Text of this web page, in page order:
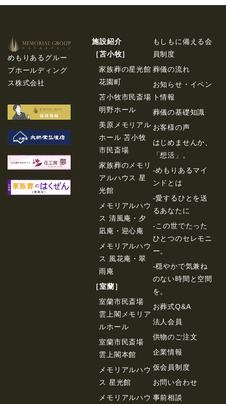
めもりあるグルー
プホールディング
ス株式会社
施設紹介
［苫⼩牧］
家族葬の星光館
花園町
苫小牧市民斎場
明野ホール
美原メモリアル
ホール 苫小牧
市民斎場
家族葬のメモリ
アルハウス 星
光館
メモリアルハウ
ス 清風庵・夕
凪庵・迎心庵
メモリアルハウ
ス 風花庵・翠
雨庵
［室蘭］
室蘭市民斎場
雲上閣メモリア
ルホール
室蘭市民斎場
雲上閣本館
メモリアルハウ
ス 星光館
メモリアルハウ
もしもに備える会
員制度
葬儀の流れ
お知らせ・イベン
ト情報
葬儀の基礎知識
お客様の声
はじめませんか、
「想活」。
-めもりあるマイ
ンドとは
-愛するひとを送
るあなたに
-この世でたった
ひとつのセレモニ
ー。
-穏やかで気兼ね
のない時間と空間
を。
お葬式Q&A
法⼈会員
供物のご注⽂
企業情報
仮会員制度
お問い合わせ
事前相談